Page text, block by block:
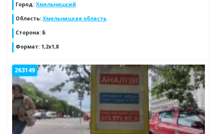
Город: Хмельницкий
Область: Хмельницкая область
Сторона: Б
Формат: 1,2х1,8
263149